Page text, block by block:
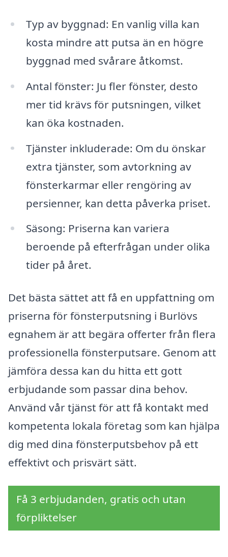
Typ av byggnad: En vanlig villa kan
kosta mindre att putsa än en högre
byggnad med svårare åtkomst.
Antal fönster: Ju fler fönster, desto
mer tid krävs för putsningen, vilket
kan öka kostnaden.
Tjänster inkluderade: Om du önskar
extra tjänster, som avtorkning av
fönsterkarmar eller rengöring av
persienner, kan detta påverka priset.
Säsong: Priserna kan variera
beroende på efterfrågan under olika
tider på året.
Det bästa sättet att få en uppfattning om
priserna för fönsterputsning i Burlövs
egnahem är att begära offerter från flera
professionella fönsterputsare. Genom att
jämföra dessa kan du hitta ett gott
erbjudande som passar dina behov.
Använd vår tjänst för att få kontakt med
kompetenta lokala företag som kan hjälpa
dig med dina fönsterputsbehov på ett
effektivt och prisvärt sätt.
Få 3 erbjudanden, gratis och utan
förpliktelser